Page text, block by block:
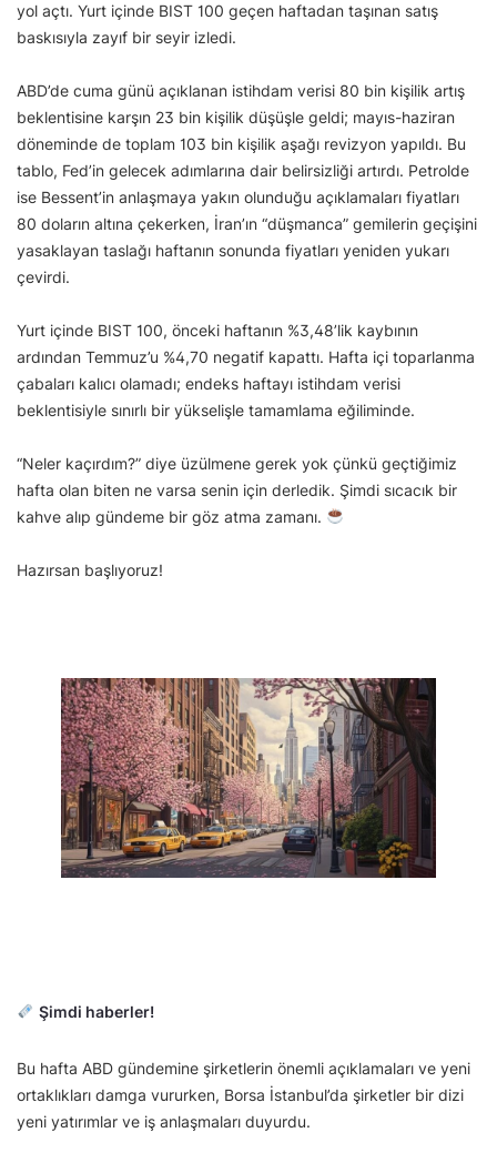
yol açtı. Yurt içinde BIST 100 geçen haftadan taşınan satış
baskısıyla zayıf bir seyir izledi.
ABD’de cuma günü açıklanan istihdam verisi 80 bin kişilik artış
beklentisine karşın 23 bin kişilik düşüşle geldi; mayıs-haziran
döneminde de toplam 103 bin kişilik aşağı revizyon yapıldı. Bu
tablo, Fed’in gelecek adımlarına dair belirsizliği artırdı. Petrolde
ise Bessent’in anlaşmaya yakın olunduğu açıklamaları fiyatları
80 doların altına çekerken, İran’ın “düşmanca” gemilerin geçişini
yasaklayan taslağı haftanın sonunda fiyatları yeniden yukarı
çevirdi.
Yurt içinde BIST 100, önceki haftanın %3,48’lik kaybının
ardından Temmuz’u %4,70 negatif kapattı. Hafta içi toparlanma
çabaları kalıcı olamadı; endeks haftayı istihdam verisi
beklentisiyle sınırlı bir yükselişle tamamlama eğiliminde.
“Neler kaçırdım?” diye üzülmene gerek yok çünkü geçtiğimiz
hafta olan biten ne varsa senin için derledik. Şimdi sıcacık bir
kahve alıp gündeme bir göz atma zamanı.
Hazırsan başlıyoruz!
Şimdi haberler!
Bu hafta ABD gündemine şirketlerin önemli açıklamaları ve yeni
ortaklıkları damga vururken, Borsa İstanbul’da şirketler bir dizi
yeni yatırımlar ve iş anlaşmaları duyurdu.